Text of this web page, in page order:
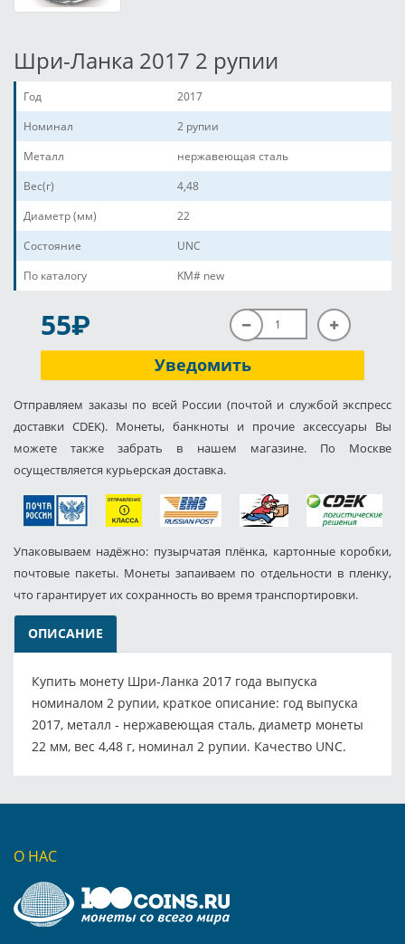
Шри-Ланка 2017 2 рупии
Год
2017
Номинал
2 рупии
Металл
нержавеющая сталь
Вес(г)
4,48
Диаметр (мм)
22
Состояние
UNC
По каталогу
KM# new
55P
Уведомить
Отправляем заказы по всей России (почтой и службой экспресс
доставки CDEK). Монеты, банкноты и прочие аксессуары Вы
можете также забрать в нашем магазине. По Москве
осуществляется курьерская доставка.
Упаковываем надёжно: пузырчатая плёнка, картонные коробки,
почтовые пакеты. Монеты запаиваем по отдельности в пленку,
что гарантирует их сохранность во время транспортировки.
ОПИСАНИЕ
Купить монету Шри-Ланка 2017 года выпуска
номиналом 2 рупии, краткое описание: год выпуска
2017, металл - нержавеющая сталь, диаметр монеты
22 мм, вес 4,48 г, номинал 2 рупии. Качество UNC.
О НАС